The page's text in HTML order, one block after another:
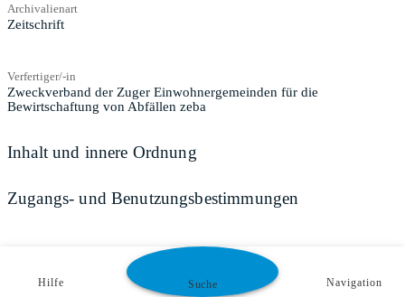
Archivalienart
Zeitschrift
Verfertiger/-in
Zweckverband der Zuger Einwohnergemeinden für die
Bewirtschaftung von Abfällen zeba
Inhalt und innere Ordnung
Zugangs- und Benutzungsbestimmungen
Hilfe Suche Navigation